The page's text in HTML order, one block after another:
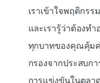
เราเข้าใจพฤติกร
และเรารู้ว่าต้องท
ทุกบาทของคุณคุ้ม
กรองจากประสบก
การแข่งขันในตลา